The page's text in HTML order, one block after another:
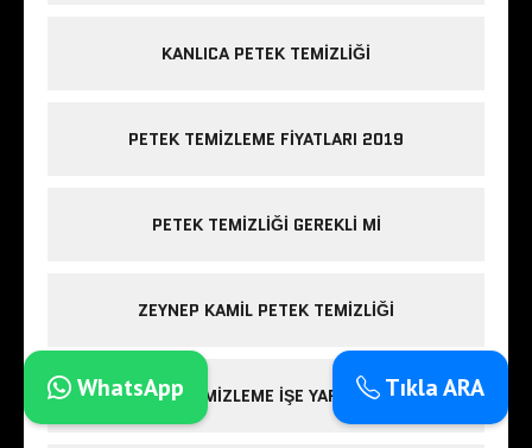
KANLICA PETEK TEMIZLIĞI
PETEK TEMIZLEME FIYATLARI 2019
PETEK TEMIZLIĞI GEREKLI MI
ZEYNEP KAMIL PETEK TEMIZLIĞI
PETEK TEMIZLEME IŞE YARIYOR MUTıkla ARA
WhatsApp